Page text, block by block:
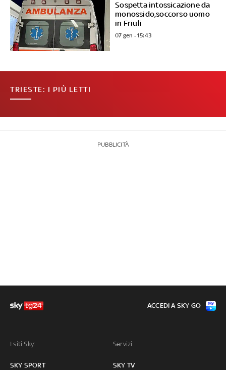
Sospetta intossicazione da
monossido,soccorso uomo
in Friuli
07 gen - 15:43
TRIESTE: I PIÙ LETTI
PUBBLICITÀ
I siti Sky:
SKY SPORT
Servizi:
SKY TV
ACCEDI A SKY GO